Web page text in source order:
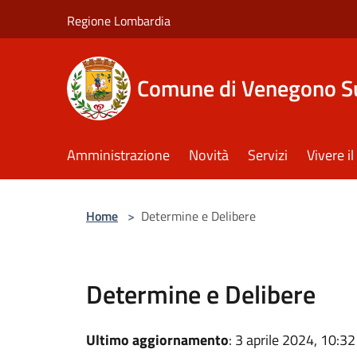
Regione Lombardia
Comune di Venegono
Amministrazione Novità Servizi Vivere
Home > Determine e Delibere
Determine e Delibere
Ultimo aggiornamento: 3 aprile 2024, 10:32